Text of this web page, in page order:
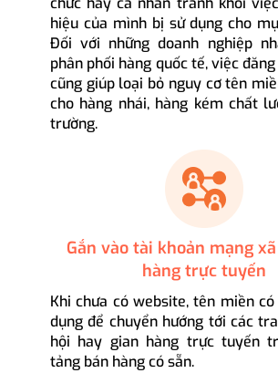
hiệu của mình bị sử dụng cho
Đối với những doanh nghiệp
phân phối hàng quốc tế, việc
cũng giúp loại bỏ nguy cơ tên
cho hàng nhái, hàng kém chất
trường.
Gắn vào tài khoản mạng
hàng trực tuyến
Khi chưa có website, tên miền
dụng để chuyển hướng tới các
hội hay gian hàng trực tuyến
tảng bán hàng có sẵn.